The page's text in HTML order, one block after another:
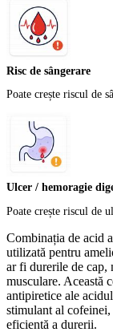
Risc de sângerare
Poate crește riscul de
Ulcer / hemoragie
Poate crește riscul de
Combinația de acid
utilizată pentru
ar fi durerile de cap,
musculare. Această
antipiretice ale
stimulant al
eficientă a durerii.